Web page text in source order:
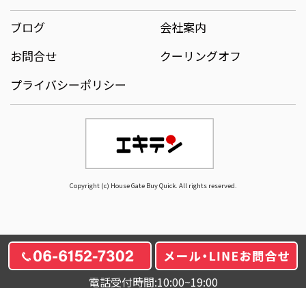
電話受付時間:10:00~19:00
ブログ
会社案内
お問合せ
クーリングオフ
プライバシーポリシー
Copyright (c) House Gate Buy Quick. All rights reserved.